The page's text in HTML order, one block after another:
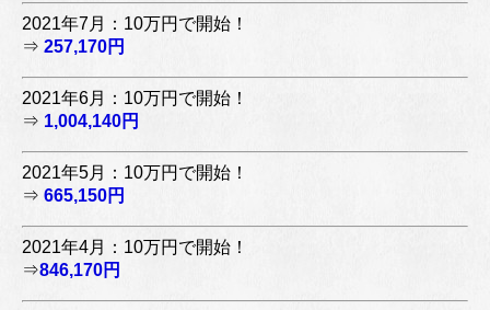
2021年7月：10万円で開始！
⇒ 257,170円
2021年6月：10万円で開始！
⇒ 1,004,140円
2021年5月：10万円で開始！
⇒ 665,150円
2021年4月：10万円で開始！
⇒846,170円